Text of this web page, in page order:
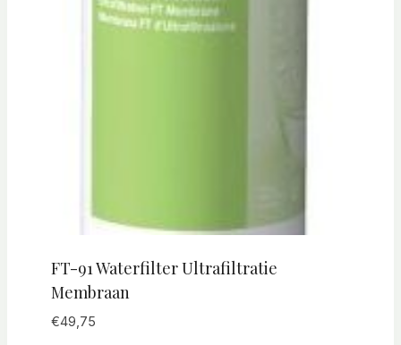
FT-91 Waterfilter Ultrafiltratie
Membraan
€49,75